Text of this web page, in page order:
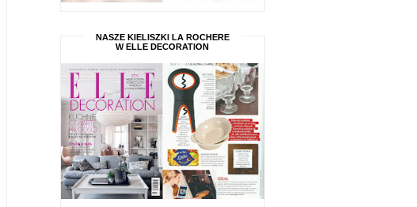
NASZE KIELISZKI LA ROCHERE
W ELLE DECORATION